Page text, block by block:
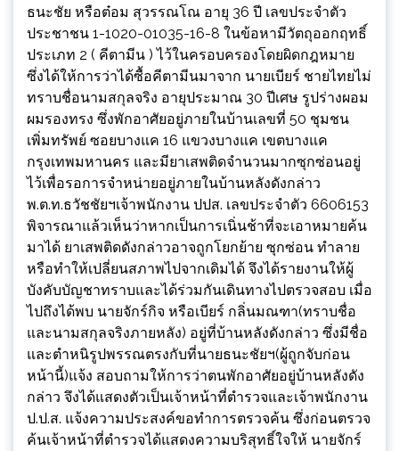
ธนะชัย หรือต๋อม สุวรรณโณ อายุ 36 ปี เลขประจำตัว
ประชาชน 1-1020-01035-16-8 ในข้อหามีวัตถุออกฤทธิ์
ประเภท 2 ( คีตามีน ) ไว้ในครอบครองโดยผิดกฎหมาย
ซึ่งได้ให้การว่าได้ซื้อคีตามีนมาจาก นายเบียร์ ชายไทยไม่
ทราบชื่อนามสกุลจริง อายุประมาณ 30 ปีเศษ รูปร่างผอม
ผมรองทรง ซึ่งพักอาศัยอยู่ภายในบ้านเลขที่ 50 ชุมชน
เพิ่มทรัพย์ ซอยบางแค 16 แขวงบางแค เขตบางแค
กรุงเทพมหานคร และมียาเสพติดจำนวนมากซุกซ่อนอยู่
ไว้เพื่อรอการจำหน่ายอยู่ภายในบ้านหลังดังกล่าว
พ.ต.ท.ธวัชชัยฯเจ้าพนักงาน ปปส. เลขประจำตัว 6606153
พิจารณาแล้วเห็นว่าหากเป็นการเนิ่นช้าที่จะเอาหมายค้น
มาได้ ยาเสพติดดังกล่าวอาจถูกโยกย้าย ซุกซ่อน ทำลาย
หรือทำให้เปลี่ยนสภาพไปจากเดิมได้ จึงได้รายงานให้ผู้
บังคับบัญชาทราบและได้ร่วมกันเดินทางไปตรวจสอบ เมื่อ
ไปถึงได้พบ นายจักร์กิจ หรือเบียร์ กลิ่นมณฑา(ทราบชื่อ
และนามสกุลจริงภายหลัง) อยู่ที่บ้านหลังดังกล่าว ซึ่งมีชื่อ
และตำหนิรูปพรรณตรงกับที่นายธนะชัยฯ(ผู้ถูกจับก่อน
หน้านี้)แจ้ง สอบถามให้การว่าตนพักอาศัยอยู่บ้านหลังดัง
กล่าว จึงได้แสดงตัวเป็นเจ้าหน้าที่ตำรวจและเจ้าพนักงาน
ป.ป.ส. แจ้งความประสงค์ขอทำการตรวจค้น ซึ่งก่อนตรวจ
ค้นเจ้าหน้าที่ตำรวจได้แสดงความบริสุทธิ์ใจให้ นายจักร์